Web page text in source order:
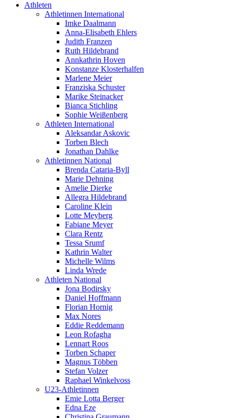
Athleten
Athletinnen International
Imke Daalmann
Anna-Elisabeth Ehlers
Judith Franzen
Ruth Hildebrand
Annkathrin Hoven
Konstanze Klosterhalfen
Marlene Meier
Franziska Schuster
Marike Steinacker
Bianca Stichling
Sophie Weißenberg
Athleten International
Aleksandar Askovic
Torben Blech
Jonathan Dahlke
Athletinnen National
Brenda Cataria-Byll
Marie Dehning
Amelie Dierke
Allegra Hildebrand
Caroline Klein
Lotte Meyberg
Fabiane Meyer
Clara Rentz
Tessa Srumf
Kathrin Walter
Michelle Wilms
Linda Wrede
Athleten National
Jona Bodirsky
Daniel Hoffmann
Florian Hornig
Max Nores
Eddie Reddemann
Leon Rofagha
Lennart Roos
Torben Schaper
Magnus Többen
Stefan Volzer
Raphael Winkelvoss
U23-Athletinnen
Emie Lotta Berger
Edna Eze